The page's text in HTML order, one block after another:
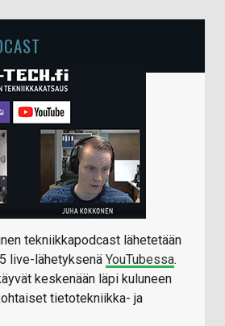
tekniikkapodcast lähetetään
live-lähetyksenä YouTubessa.
keskenään läpi kuluneen
tietotekniikka- ja